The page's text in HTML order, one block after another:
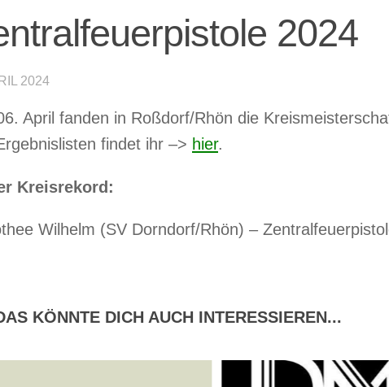
2024
2024
April fanden in Roßdorf/Rhön die
findet ihr –> hier.
Kreisrekord:
Wilhelm (SV Dorndorf/Rhön) –
KÖNNTE DICH AUCH INTERESSIEREN...